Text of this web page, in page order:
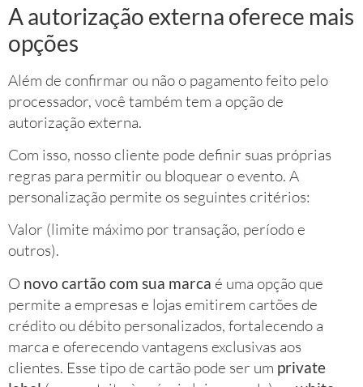
A autorização externa oferece mais
opções
Além de confirmar ou não o pagamento feito pelo
processador, você também tem a opção de
autorização externa.
Com isso, nosso cliente pode definir suas próprias
regras para permitir ou bloquear o evento. A
personalização permite os seguintes critérios:
Valor (limite máximo por transação, período e
outros).
O novo cartão com sua marca é uma opção que
permite a empresas e lojas emitirem cartões de
crédito ou débito personalizados, fortalecendo a
marca e oferecendo vantagens exclusivas aos
clientes. Esse tipo de cartão pode ser um private